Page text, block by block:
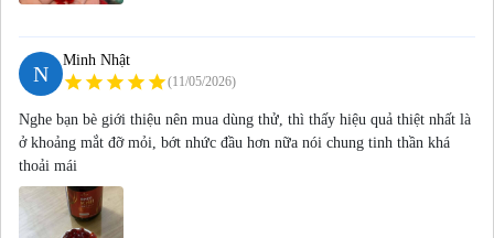
N
Minh Nhật
star star star star star(11/05/2026)
Nghe bạn bè giới thiệu nên mua dùng thử, thì thấy hiệu quả thiệt nhất là
ở khoảng mắt đỡ mỏi, bớt nhức đầu hơn nữa nói chung tinh thần khá
thoải mái